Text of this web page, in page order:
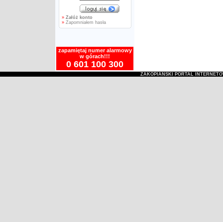
» Załóż konto
»Zapomniałem hasła
zapamiętaj numer alarmowy
w górach!!!
0 601 100 300
ZAKOPIAŃSKI PORTAL